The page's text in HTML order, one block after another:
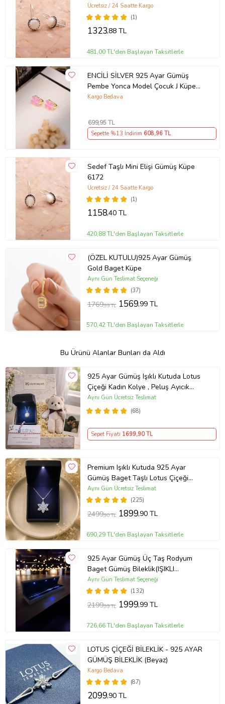
(1)
Ücretsiz / 24 Saatte Kargo
1323,88 TL
481,00 TL'den Başlayan Taksitlerle
ENCİLİ SİLVER 925 Ayar Gümüş
Pembe Yonca Model Çocuk J Küpe
(Gold)
Kargo Bedava
699,95 TL
Sepette %13 İndirim 608,96 TL
Sedef Taşlı Mini Elişi Gümüş Küpe
6172
(1)
Ücretsiz / 24 Saatte Kargo
1158,40 TL
420,88 TL'den Başlayan Taksitlerle
(ÖZEL KUTULU)925 Ayar Gümüş
Gold Baget Küpe
(37)
Aynı Gün Teslimat Seçeneği
1769,99 TL 1569,99 TL
570,42 TL'den Başlayan Taksitlerle
Bu Ürünü Alanlar Bunları da Aldı
925 Ayar Gümüş Işıklı Kutuda Lotus
Çiçeği Kadın Kolye , Peluş Ayıcık
Anahtarlık Marteniçka Bileklik,
Polaroid Fotoğraf Hediye
(68)
Aynı Gün Ücretsiz Teslimat
Sepet Fiyatı 1699,90 TL
Premium Işıklı Kutuda 925 Ayar
Gümüş Baget Taşlı Lotus Çiçeği
Kolye
(225)
Aynı Gün Ücretsiz Teslimat
2499,90 TL 1899,90 TL
690,29 TL'den Başlayan Taksitlerle
925 Ayar Gümüş Üç Taş Rodyum
Baget Gümüş Bileklik(IŞIKLI
KUTULU)
(132)
Aynı Gün Teslimat Seçeneği
2199,99 TL 1999,99 TL
726,66 TL'den Başlayan Taksitlerle
LOTUS ÇİÇEĞİ BİLEKLİK - 925 AYAR
GÜMÜŞ BİLEKLİK (Beyaz)
(87)
Kargo Bedava
2099,90 TL